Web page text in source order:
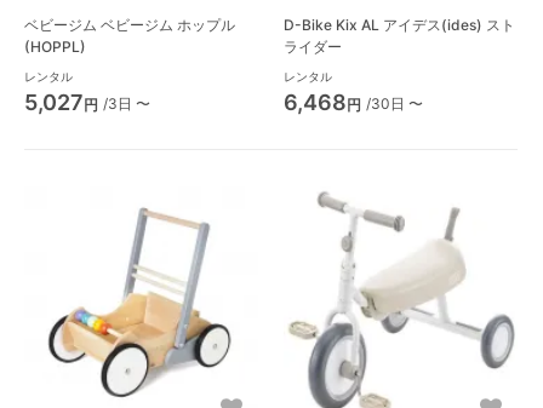
ベビージム ベビージム ホップル
(HOPPL)
レンタル
5,027円 /3日 〜
D-Bike Kix AL アイデス(ides) スト
ライダー
レンタル
6,468円 /30日 〜